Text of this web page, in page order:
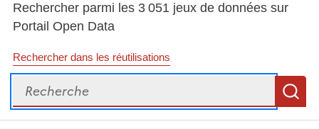
Rechercher parmi les 3 051 jeux de données sur
Portail Open Data
Rechercher dans les réutilisations
Recherche